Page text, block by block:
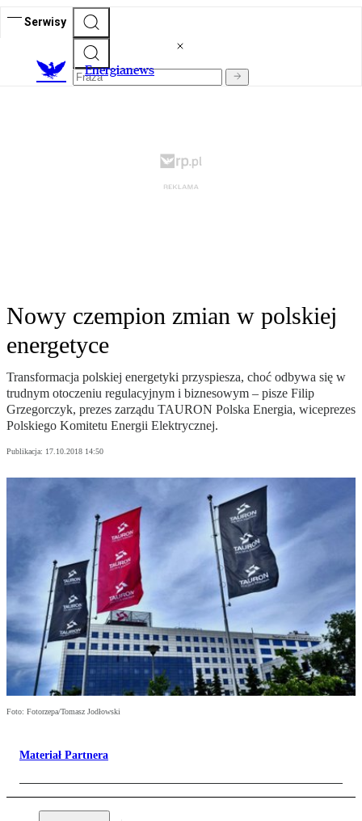
Serwisy
Energianews
Nowy czempion zmian w polskiej
energetyce
Transformacja polskiej energetyki przyspiesza, choć odbywa się w
trudnym otoczeniu regulacyjnym i biznesowym – pisze Filip
Grzegorczyk, prezes zarządu TAURON Polska Energia, wiceprezes
Polskiego Komitetu Energii Elektrycznej.
Publikacja: 17.10.2018 14:50
Foto: Fotorzepa/Tomasz Jodłowski
Materiał Partnera